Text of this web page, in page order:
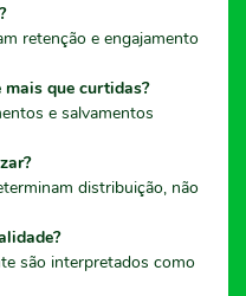
retenção e engajamento
que curtidas?
e salvamentos
distribuição, não
são interpretados como